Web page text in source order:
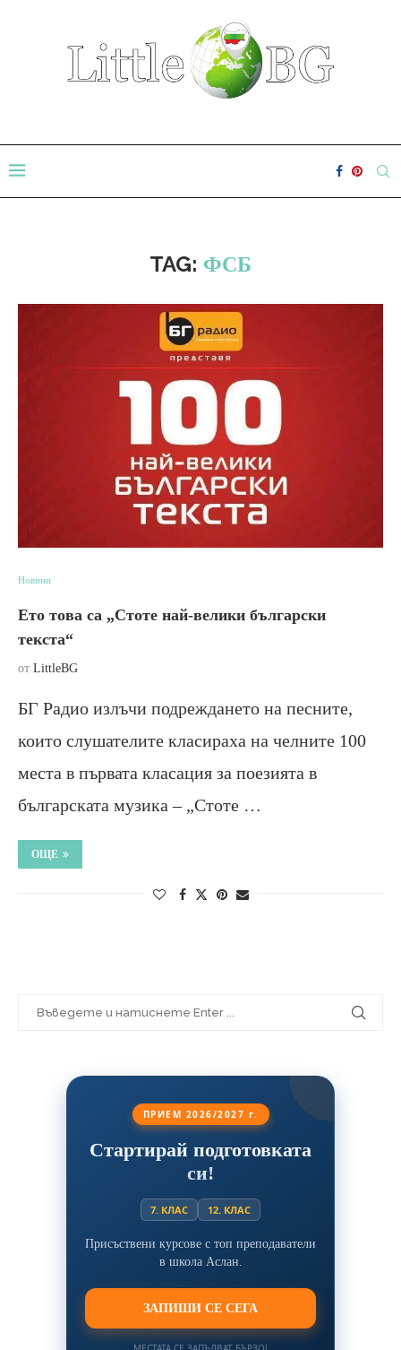
TAG: ФСБ
Новини
Ето това са „Стоте най-велики български
текста“
от LittleBG
БГ Радио излъчи подреждането на песните,
които слушателите класираха на челните 100
места в първата класация за поезията в
българската музика – „Стоте …
ОЩЕ
ПРИЕМ 2026/2027 г.
Стартирай подготовката
си!
7. КЛАС 12. КЛАС
Присъствени курсове с топ преподаватели
в школа Аслан.
ЗАПИШИ СЕ СЕГА